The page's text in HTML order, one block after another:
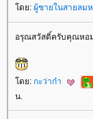
ดย: ผู้ชายในสายลม
อรุณสวัสดิ์ครับคุณหอ
ดย: กะว่าก๋า
น.